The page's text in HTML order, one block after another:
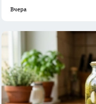
Вчера